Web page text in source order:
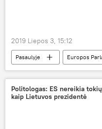
2019 Liepos 3, 15:12
Pasaulyje Europos
Politologas: ES nereikia
kaip Lietuvos prezidentė